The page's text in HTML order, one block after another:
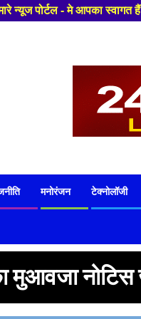
हैं ,यहाँ आपको हमेशा
मनोरंजन टेक्नोलॉजी
नोटिस